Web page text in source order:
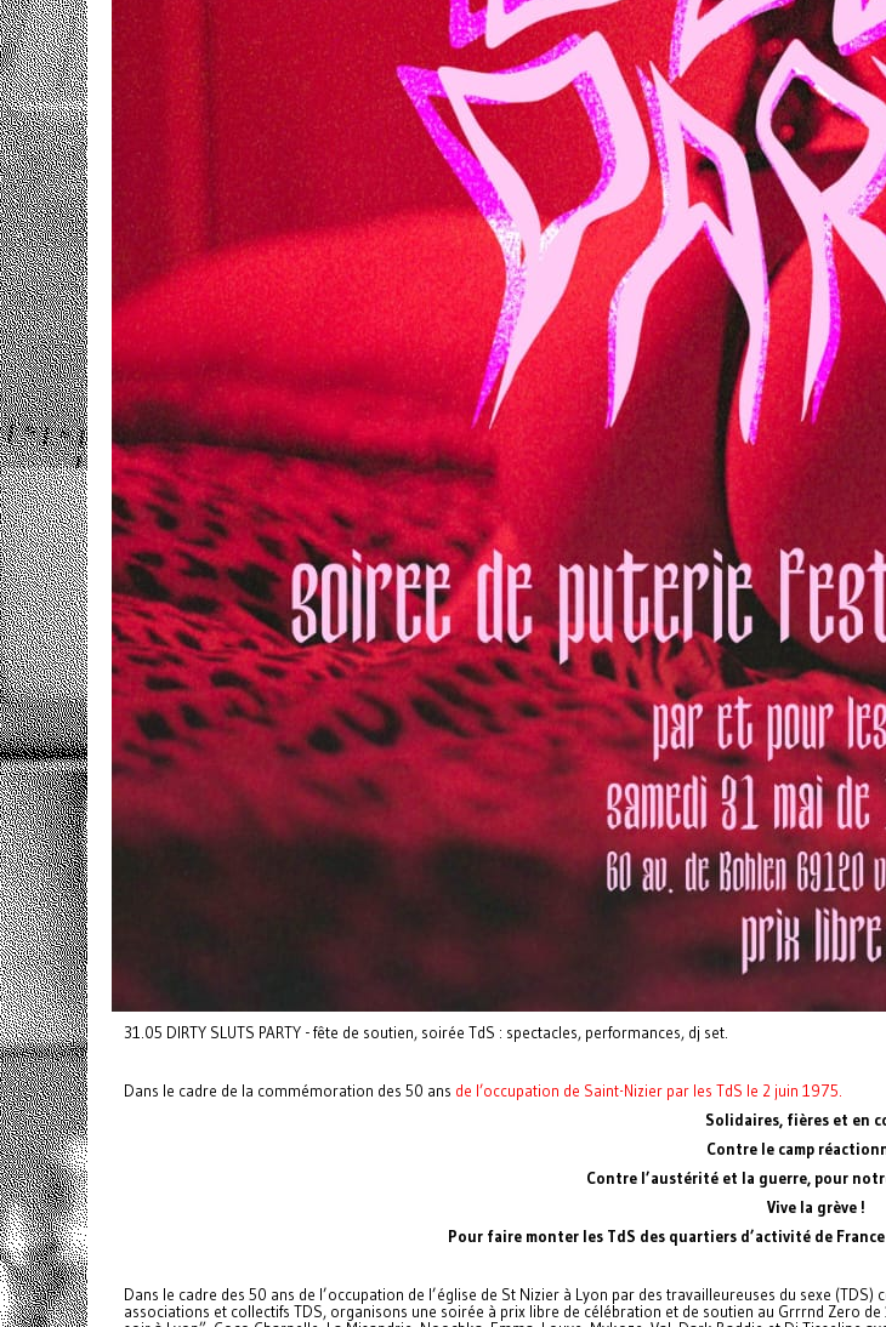
31.05 DIRTY SLUTS PARTY - fête de soutien, soirée TdS : spectacles, performances, dj set.
Dans le cadre de la commémoration des 50 ans de l’occupation de Saint-Nizier par les TdS le 2 juin 1975.
Solidaires, fières et en
Contre le camp
Contre l’austérité et la guerre, pour
Vive la grève !
Pour faire monter les TdS des quartiers d’activité de
Dans le cadre des 50 ans de l’occupation de l’église de St Nizier à Lyon par des travailleureuses du sexe
associations et collectifs TDS, organisons une soirée à prix libre de célébration et de soutien au Grrrnd Zero